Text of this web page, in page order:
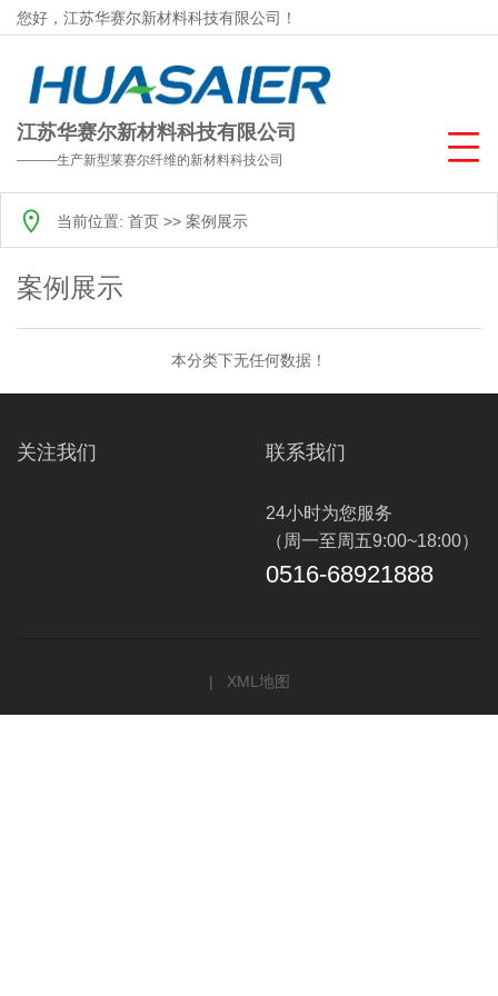
您好，江苏华赛尔新材料科技有限公司！
江苏华赛尔新材料科技有限公司
———生产新型莱赛尔纤维的新材料科技公司
当前位置: 首页 >> 案例展示
案例展示
本分类下无任何数据！
关注我们 联系我们
24小时为您服务
（周一至周五9:00~18:00）
0516-68921888
| XML地图